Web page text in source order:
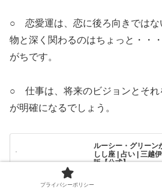
○ 恋愛運は、恋に後ろ向きではな
物と深く関わるのはちょっと・・
がちです。
○ 仕事は、将来のビジョンとそれ
が明確になるでしょう。
ルーシー・グリーン
しし座 | 占い | 三越
販【公式】
「しし座」の今週の運勢
プライバシーポリシー